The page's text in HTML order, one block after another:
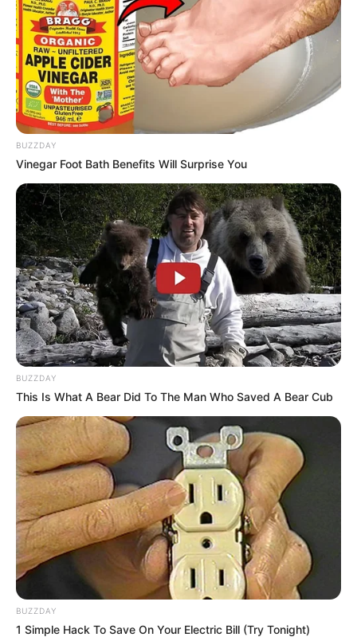
BUZZDAY
Vinegar Foot Bath Benefits Will Surprise You
BUZZDAY
This Is What A Bear Did To The Man Who Saved A Bear Cub
BUZZDAY
1 Simple Hack To Save On Your Electric Bill (Try Tonight)